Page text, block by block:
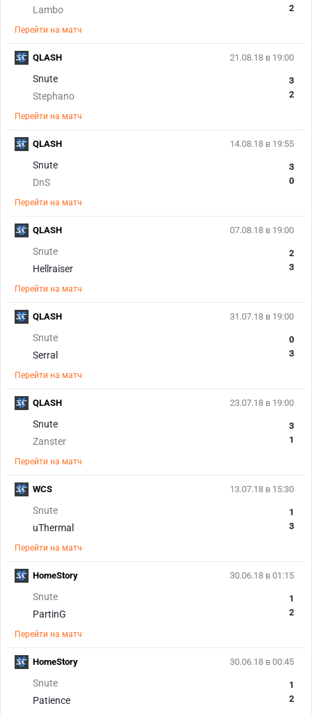
Lambo
2
Перейти на матч
21.08.18 в 19:00
Snute
Stephano
3
2
Перейти на матч
QLASH
14.08.18 в 19:55
Snute
DnS
3
0
Перейти на матч
QLASH
07.08.18 в 19:00
Snute
Hellraiser
2
3
Перейти на матч
QLASH
31.07.18 в 19:00
Snute
Serral
0
3
Перейти на матч
QLASH
23.07.18 в 19:00
Snute
Zanster
3
1
Перейти на матч
QLASH
13.07.18 в 15:30
Snute
uThermal
1
3
Перейти на матч
WCS
30.06.18 в 01:15
Snute
PartinG
1
2
Перейти на матч
HomeStory
30.06.18 в 00:45
Snute
Patience
1
2
HomeStory